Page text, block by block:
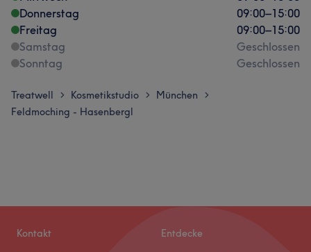
Donnerstag
09:00–15:00
Freitag
09:00–15:00
Samstag
Geschlossen
Sonntag
Geschlossen
Treatwell > Kosmetikstudio > München >
Feldmoching - Hasenbergl
Kontakt Entdecke